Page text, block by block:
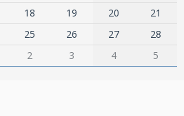
18 19 20
21
25 26 27
28
2 3 4 5